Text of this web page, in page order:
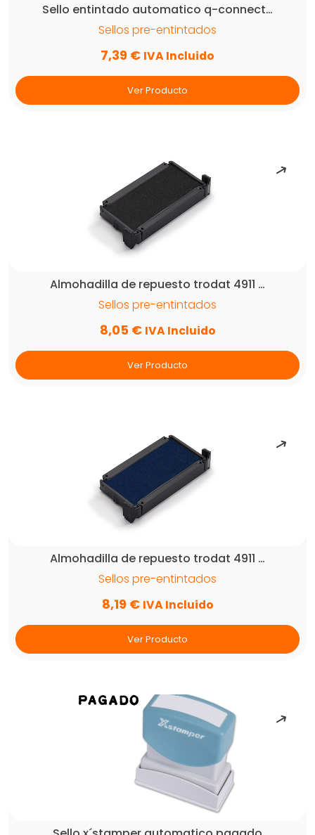
Sello entintado automatico q-connect…
Sellos pre-entintados
7,39 € IVA Incluido
Ver Producto
Almohadilla de repuesto trodat 4911 …
Sellos pre-entintados
8,05 € IVA Incluido
Ver Producto
Almohadilla de repuesto trodat 4911 …
Sellos pre-entintados
8,19 € IVA Incluido
Ver Producto